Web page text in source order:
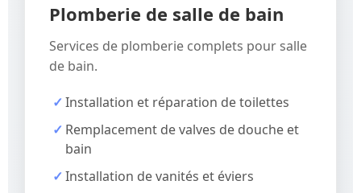
Plomberie de salle de bain
Services de plomberie complets pour salle
de bain.
Installation et réparation de toilettes
Remplacement de valves de douche et
bain
Installation de vanités et éviers